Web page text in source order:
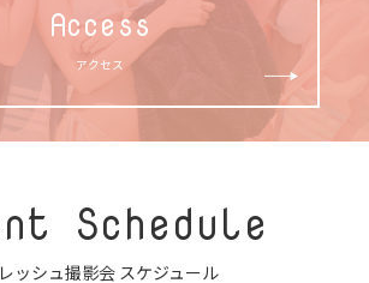
Access
アクセス
Schedule
ッシュ撮影会 スケジュール